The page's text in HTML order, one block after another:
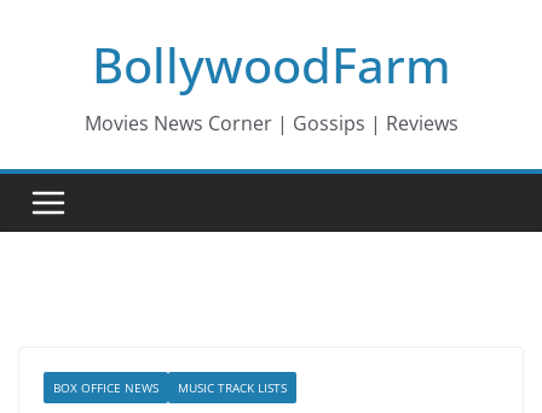
BollywoodFarm
Movies News Corner | Gossips | Reviews
BOX OFFICE NEWS MUSIC TRACK LISTS